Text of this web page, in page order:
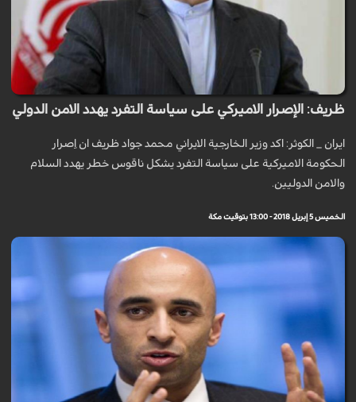
ظريف: الإصرار الاميركي على سياسة التفرد يهدد الامن الدولي
ايران _ الكوثر: اكد وزير الخارجية الايراني محمد جواد ظريف ان اِصرار
الحكومة الاميركية على سياسة التفرد يشكل ناقوس خطر يهدد السلام
والامن الدوليين.
الخميس 5 إبريل 2018 - 13:00 بتوقيت مكة